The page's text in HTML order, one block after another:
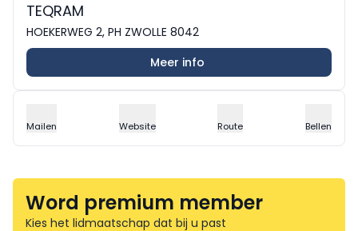
TEQRAM
HOEKERWEG 2, PH ZWOLLE 8042
Meer info
Mailen Website Route Bellen
Word premium member
Kies het lidmaatschap dat bij u past